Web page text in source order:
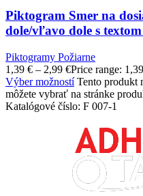
Piktogram Smer na
dole/vľavo dole s
Piktogramy Požiarne
1,39 € – 2,99 €Price range:
Výber možností Tento produkt
môžete vybrať na stránke
Katalógové číslo: F 007-1